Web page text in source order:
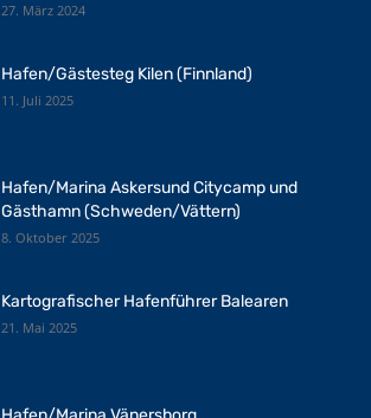
27. März 2024
Hafen/Gästesteg Kilen (Finnland)
11. Juli 2025
Hafen/Marina Askersund Citycamp und
Gästhamn (Schweden/Vättern)
8. Oktober 2025
Kartografischer Hafenführer Balearen
21. Mai 2025